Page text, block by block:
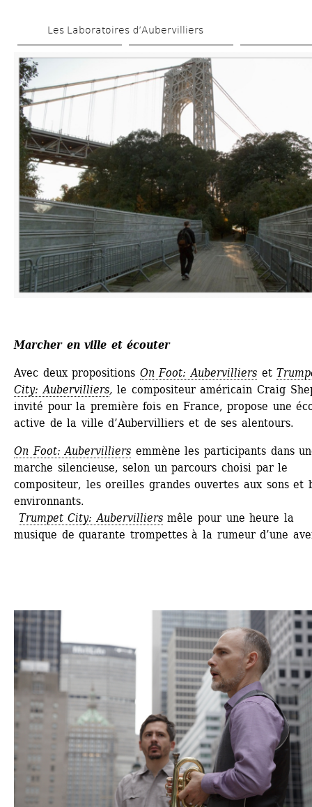
au
contenu
principal
Les Laboratoires d’Aubervilliers
Marcher en ville et écouter
Avec deux propositions On Foot: Aubervilliers et
City: Aubervilliers, le compositeur américain Craig
invité pour la première fois en France, propose une
active de la ville d’Aubervilliers et de ses alentours.
On Foot: Aubervilliers emmène les participants dans
marche silencieuse, selon un parcours choisi par le
compositeur, les oreilles grandes ouvertes aux sons et
environnants.
Trumpet City: Aubervilliersmêle pour une heure la
musique de quarante trompettes à la rumeur d’une